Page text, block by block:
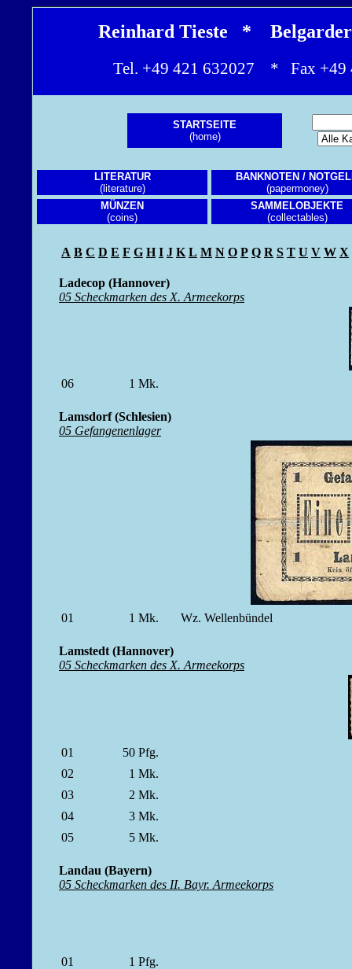
Reinhard Tieste *
Tel. +49 421 632027 * Fax
STARTSEITE
(home)
LITERATUR
(literature)
BANKNOTEN /
(papermoney)
MÜNZEN
(coins)
SAMMELOBJEKTE
(collectables)
A B C D E F G H I J K L M N O P Q R S T U V W X
Ladecop (Hannover)
05 Scheckmarken des X. Armeekorps
06 1 Mk.
Lamsdorf (Schlesien)
05 Gefangenenlager
01 1 Mk. Wz. Wellenbündel
Lamstedt (Hannover)
05 Scheckmarken des X. Armeekorps
01 50 Pfg.
02
1 Mk.
03
2 Mk.
04
3 Mk.
05
5 Mk.
Landau (Bayern)
05 Scheckmarken des II. Bayr. Armeekorps
01 1 Pfg.